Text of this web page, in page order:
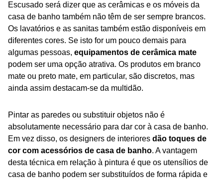
Escusado será dizer que as cerâmicas e os móveis da
casa de banho também não têm de ser sempre brancos.
Os lavatórios e as sanitas também estão disponíveis em
diferentes cores. Se isto for um pouco demais para
algumas pessoas, equipamentos de cerâmica mate
podem ser uma opção atrativa. Os produtos em branco
mate ou preto mate, em particular, são discretos, mas
ainda assim destacam-se da multidão.
Pintar as paredes ou substituir objetos não é
absolutamente necessário para dar cor à casa de banho.
Em vez disso, os designers de interiores dão toques de
cor com acessórios de casa de banho. A vantagem
desta técnica em relação à pintura é que os utensílios de
casa de banho podem ser substituídos de forma rápida e